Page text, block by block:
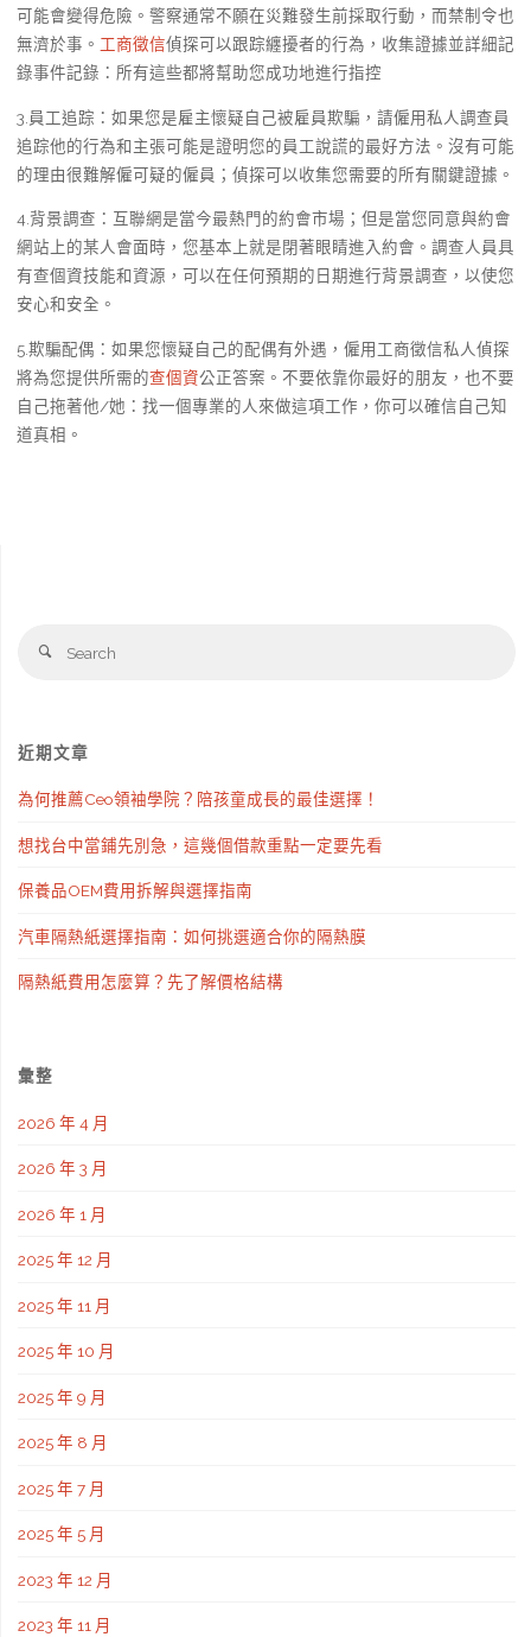
可能會變得危險。警察通常不願在災難發生前採取行動，而禁制令也
無濟於事。 工商徵信偵探可以跟踪纏擾者的行為，收集證據並詳細記
錄事件記錄：所有這些都將幫助您成功地進行指控
3.員工追踪：如果您是雇主懷疑自己被雇員欺騙，請僱用私人調查員
追踪他的行為和主張可能是證明您的員工說謊的最好方法。沒有可能
的理由很難解僱可疑的僱員；偵探可以收集您需要的所有關鍵證據。
4.背景調查：互聯網是當今最熱門的約會市場；但是當您同意與約會
網站上的某人會面時，您基本上就是閉著眼睛進入約會。調查人員具
有查個資技能和資源，可以在任何預期的日期進行背景調查，以使您
安心和安全。
5.欺騙配偶：如果您懷疑自己的配偶有外遇，僱用工商徵信私人偵探
將為您提供所需的查個資公正答案。不要依靠你最好的朋友，也不要
自己拖著他/她：找一個專業的人來做這項工作，你可以確信自己知
道真相。
Search
近期文章
為何推薦Ceo領袖學院？陪孩童成長的最佳選擇！
想找台中當鋪先別急，這幾個借款重點一定要先看
保養品OEM費用拆解與選擇指南
汽車隔熱紙選擇指南：如何挑選適合你的隔熱膜
隔熱紙費用怎麼算？先了解價格結構
彙整
2026 年 4 月
2026 年 3 月
2026 年 1 月
2025 年 12 月
2025 年 11 月
2025 年 10 月
2025 年 9 月
2025 年 8 月
2025 年 7 月
2025 年 5 月
2023 年 12 月
2023 年 11 月